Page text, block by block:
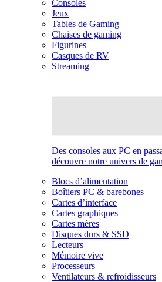
Consoles
Jeux
Tables de Gaming
Chaises de gaming
Figurines
Casques de RV
Streaming
Des consoles aux PC en
découvre notre univers de
Blocs d’alimentation
Boîtiers PC & barebones
Cartes d’interface
Cartes graphiques
Cartes mères
Disques durs & SSD
Lecteurs
Mémoire vive
Processeurs
Ventilateurs & refroidisseurs